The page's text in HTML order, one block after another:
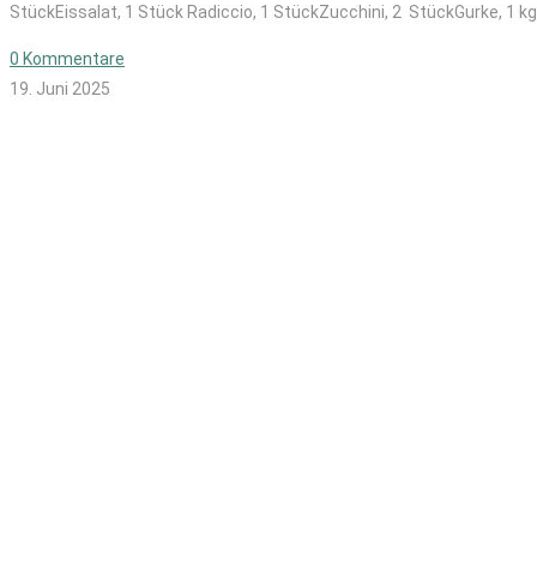
StückEissalat, 1 Stück Radiccio, 1 StückZucchini, 2 StückGurke, 1
0 Kommentare
19. Juni 2025